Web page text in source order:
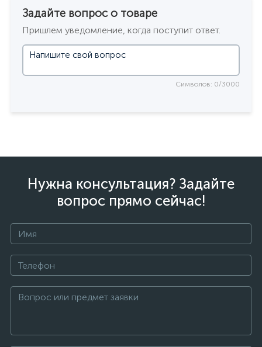
Задайте вопрос о товаре
Пришлем уведомление, когда поступит ответ.
Символов: 0/3000
Нужна консультация? Задайте
вопрос прямо сейчас!